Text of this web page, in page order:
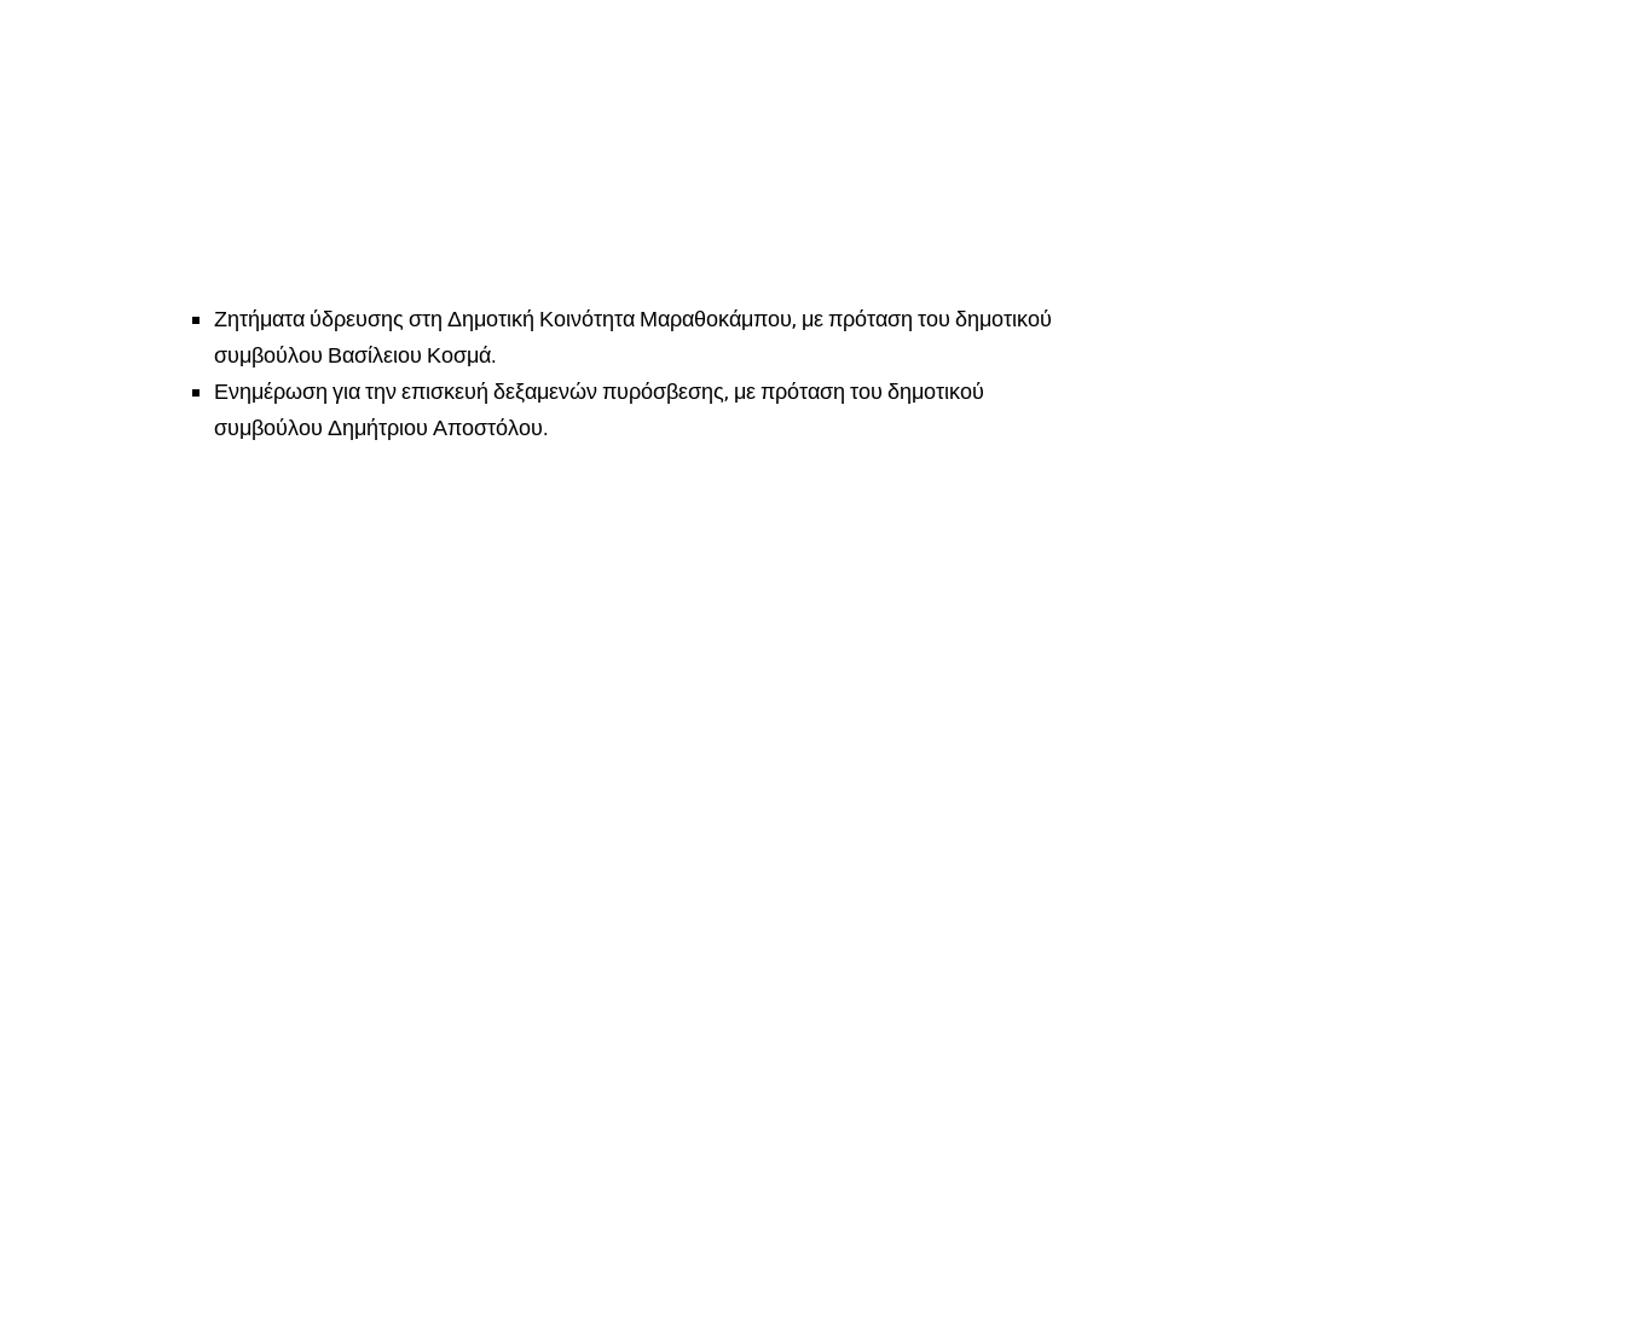
Ζητήματα ύδρευσης στη Δημοτική Κοινότητα Μαραθοκάμπου, με πρόταση του δημοτικού
συμβούλου Βασίλειου Κοσμά.
Ενημέρωση για την επισκευή δεξαμενών πυρόσβεσης, με πρόταση του δημοτικού
συμβούλου Δημήτριου Αποστόλου.